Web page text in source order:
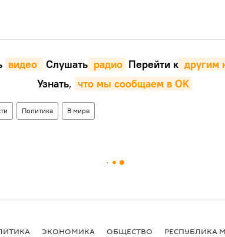
видео Cлушать радио Перейти к другим
Узнать, что мы сообщаем в OK
Политика В мире
ЭКОНОМИКА ОБЩЕСТВО РЕСПУБЛИКА